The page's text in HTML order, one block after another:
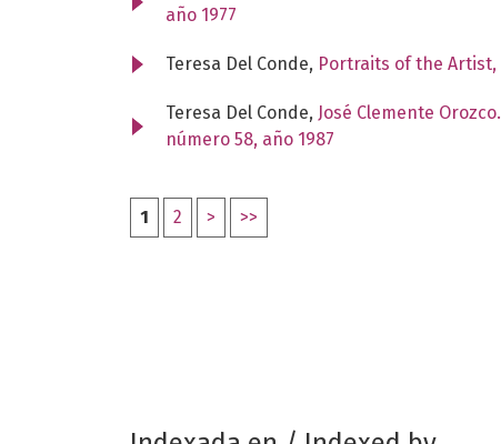
año 1977
Teresa Del Conde, Portraits of the Artist,
Teresa Del Conde, José Clemente
número 58, año 1987
1 2 > >>